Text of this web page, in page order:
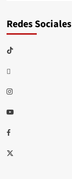
Redes Sociales
TikTok
threads
Instagram
Youtube
Facebook
X